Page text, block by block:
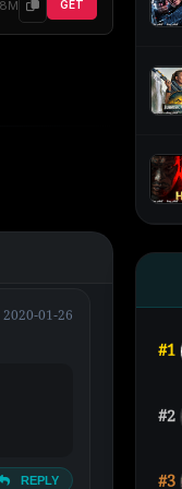
GET
01-26
REPLY
#1
#2
#3